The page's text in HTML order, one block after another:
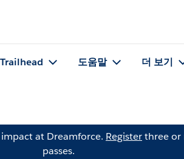
Trailhead 도움말 더 보기
at Dreamforce. Registerthree or
passes.